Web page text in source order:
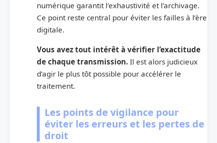
numérique garantit l’exhaustivité et l’archivage.
Ce point reste central pour éviter les failles à l’ère
digitale.
Vous avez tout intérêt à vérifier l’exactitude
de chaque transmission. Il est alors judicieux
d’agir le plus tôt possible pour accélérer le
traitement.
Les points de vigilance pour
éviter les erreurs et les pertes de
droit